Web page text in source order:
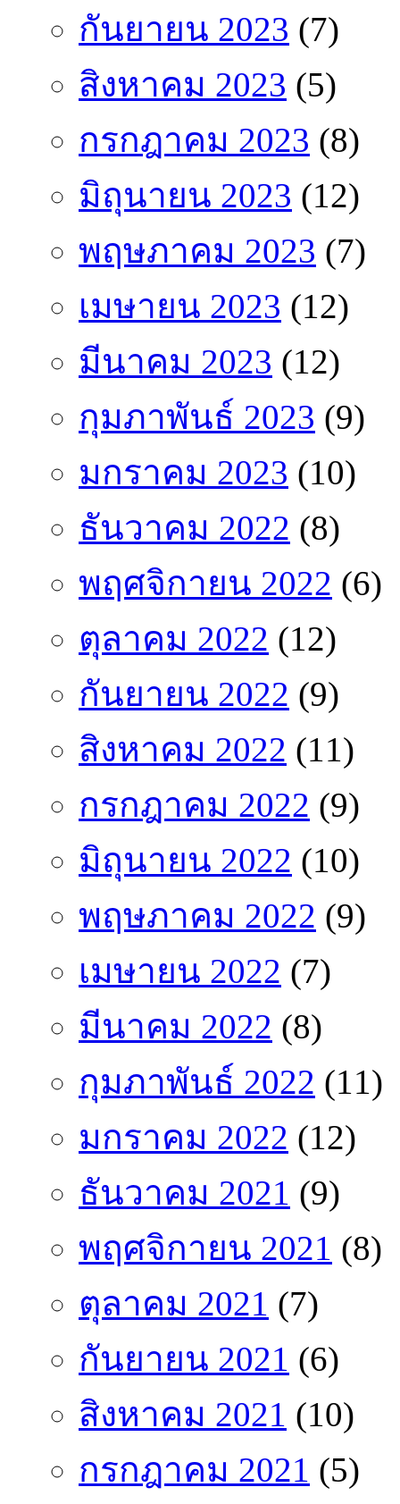
กันยายน 2023 (7)
สิงหาคม 2023 (5)
กรกฎาคม 2023 (8)
มิถุนายน 2023 (12)
พฤษภาคม 2023 (7)
เมษายน 2023 (12)
มีนาคม 2023 (12)
กุมภาพันธ์ 2023 (9)
มกราคม 2023 (10)
ธันวาคม 2022 (8)
พฤศจิกายน 2022 (6)
ตุลาคม 2022 (12)
กันยายน 2022 (9)
สิงหาคม 2022 (11)
กรกฎาคม 2022 (9)
มิถุนายน 2022 (10)
พฤษภาคม 2022 (9)
เมษายน 2022 (7)
มีนาคม 2022 (8)
กุมภาพันธ์ 2022 (11)
มกราคม 2022 (12)
ธันวาคม 2021 (9)
พฤศจิกายน 2021 (8)
ตุลาคม 2021 (7)
กันยายน 2021 (6)
สิงหาคม 2021 (10)
กรกฎาคม 2021 (5)